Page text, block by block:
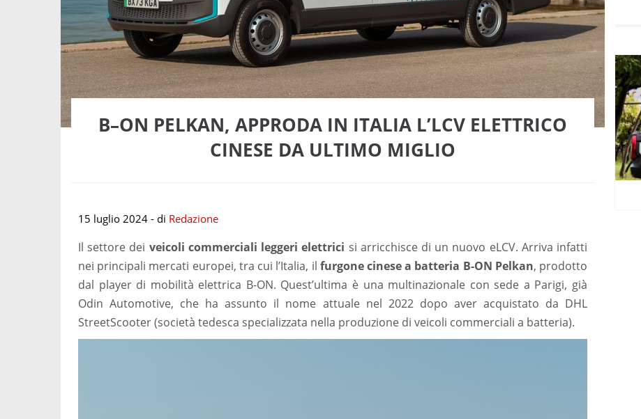
B–ON PELKAN, APPRODA IN ITALIA L’LCV ELETTRICO
CINESE DA ULTIMO MIGLIO
15 luglio 2024 - di Redazione
Il settore dei veicoli commerciali leggeri elettrici si arricchisce di un nuovo eLCV. Arriva infatti
nei principali mercati europei, tra cui l’Italia, il furgone cinese a batteria B-ON Pelkan, prodotto
dal player di mobilità elettrica B-ON. Quest’ultima è una multinazionale con sede a Parigi, già
Odin Automotive, che ha assunto il nome attuale nel 2022 dopo aver acquistato da DHL
StreetScooter (società tedesca specializzata nella produzione di veicoli commerciali a batteria).